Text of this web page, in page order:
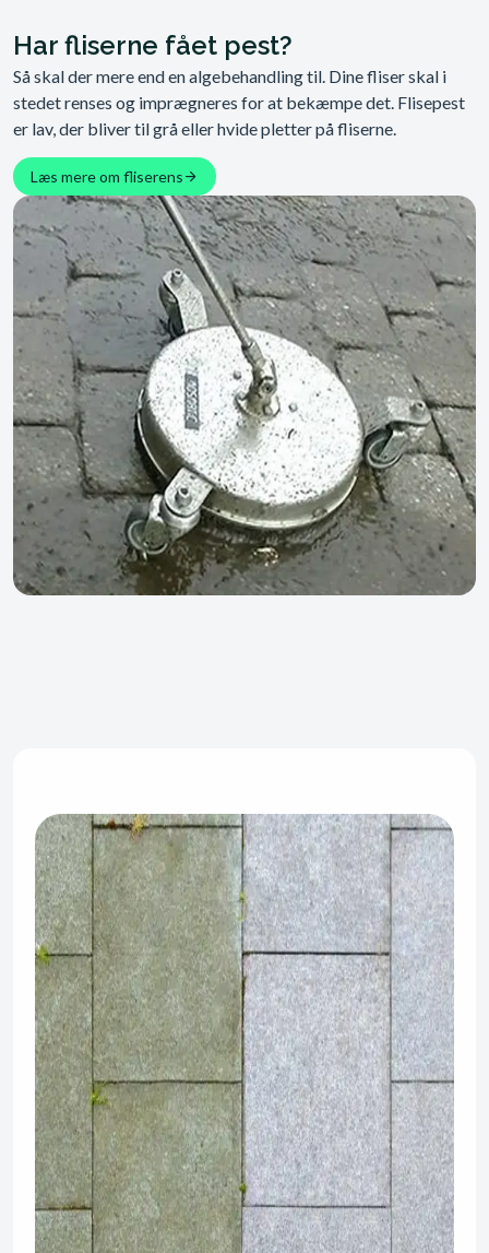
Har fliserne fået pest?
Så skal der mere end en algebehandling til. Dine fliser skal i
stedet renses og imprægneres for at bekæmpe det. Flisepest
er lav, der bliver til grå eller hvide pletter på fliserne.
Læs mere om fliserens